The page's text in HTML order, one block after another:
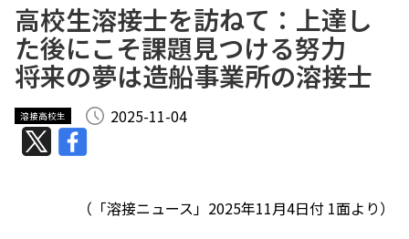
高校生溶接士を訪ねて：上達し
た後にこそ課題見つける努力
将来の夢は造船事業所の溶接士
溶接高校生 2025-11-04
（「溶接ニュース」2025年11月4日付 1面より）